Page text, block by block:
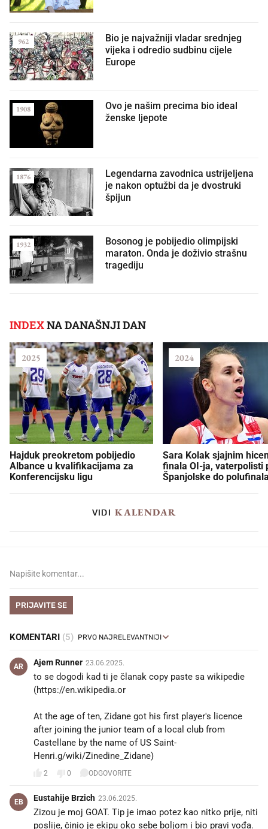
Bio je najvažniji vladar srednjeg
vijeka i odredio sudbinu cijele
Europe
962
Ovo je našim precima bio ideal
ženske ljepote
1908
Legendarna zavodnica ustrijeljena
je nakon optužbi da je dvostruki
špijun
1876
Bosonog je pobijedio olimpijski
maraton. Onda je doživio strašnu
tragediju
1932
INDEXNA DANAŠNJI DAN
Hajduk preokretom pobijedio
Albance u kvalifikacijama za
Konferencijsku ligu
2025
Sara Kolak sjajnim
finala OI-ja, vaterpolisti
Španjolske do
2024
VIDI KALENDAR
PRIJAVITE SE
KOMENTARI (5)
AR Ajem Runner 23.06.2025.
to se dogodi kad ti je članak copy paste sa wikipedie
(https://en.wikipedia.or
At the age of ten, Zidane got his first player's licence
after joining the junior team of a local club from
Castellane by the name of US Saint-
Henri.g/wiki/Zinedine_Zidane)
2 0 ODGOVORITE
EB Eustahije Brzich 23.06.2025.
Zizou je moj GOAT. Tip je imao potez kao nitko prije, niti
poslije, činio je ekipu oko sebe boljom i bio pravi vođa.